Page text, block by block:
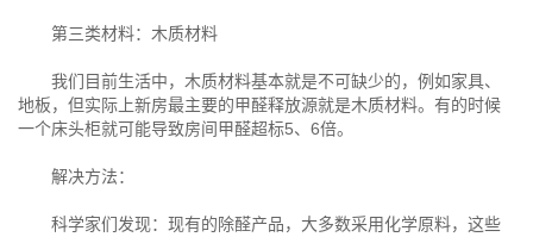
第三类材料：木质材料
我们目前生活中，木质材料基本就是不可缺少的，例如家具、
地板，但实际上新房最主要的甲醛释放源就是木质材料。有的时候
一个床头柜就可能导致房间甲醛超标5、6倍。
解决方法：
科学家们发现：现有的除醛产品，大多数采用化学原料，这些